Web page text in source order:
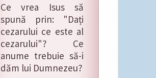
Ce vrea Isus să
spună prin: "Dați
cezarului ce este al
cezarului"? Ce
anume trebuie să-i
dăm lui Dumnezeu?